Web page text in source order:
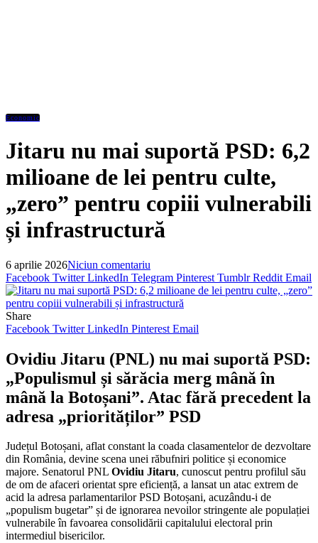
Economic
Jitaru nu mai suportă PSD: 6,2
milioane de lei pentru culte,
„zero” pentru copiii vulnerabili
și infrastructură
6 aprilie 2026Niciun comentariu
Facebook Twitter LinkedIn Telegram Pinterest Tumblr Reddit Email
Share
Facebook Twitter LinkedIn Pinterest Email
Ovidiu Jitaru (PNL) nu mai suportă PSD:
„Populismul și sărăcia merg mână în
mână la Botoșani”. Atac fără precedent la
adresa „priorităților” PSD
Județul Botoșani, aflat constant la coada clasamentelor de dezvoltare
din România, devine scena unei răbufniri politice și economice
majore. Senatorul PNL Ovidiu Jitaru, cunoscut pentru profilul său
de om de afaceri orientat spre eficiență, a lansat un atac extrem de
acid la adresa parlamentarilor PSD Botoșani, acuzându-i de
„populism bugetar” și de ignorarea nevoilor stringente ale populației
vulnerabile în favoarea consolidării capitalului electoral prin
intermediul bisericilor.